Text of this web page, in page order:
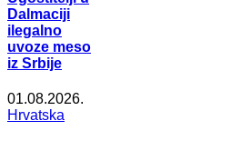
Dalmaciji
ilegalno
uvoze meso
iz Srbije
01.08.2026.
Hrvatska